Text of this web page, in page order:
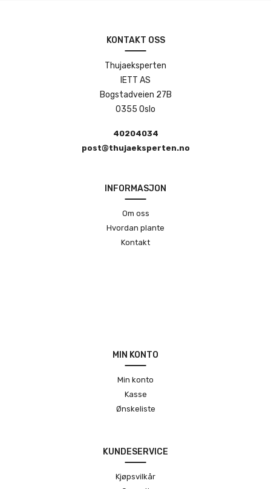
KONTAKT OSS
Thujaeksperten
IETT AS
Bogstadveien 27B
0355 Oslo
40204034
post@thujaeksperten.no
INFORMASJON
Om oss
Hvordan plante
Kontakt
MIN KONTO
Min konto
Kasse
Ønskeliste
KUNDESERVICE
Kjøpsvilkår